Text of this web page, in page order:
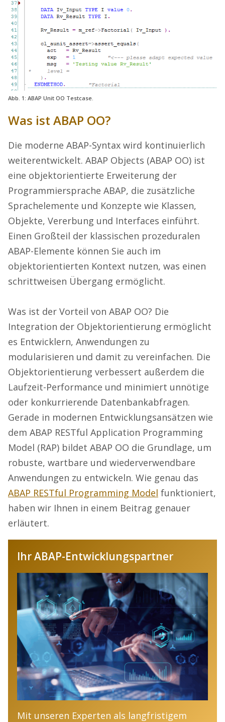
Abb. 1: ABAP Unit OO Testcase.
Was ist ABAP OO?
Die moderne ABAP-Syntax wird kontinuierlich
weiterentwickelt. ABAP Objects (ABAP OO) ist
eine objektorientierte Erweiterung der
Programmiersprache ABAP, die zusätzliche
Sprachelemente und Konzepte wie Klassen,
Objekte, Vererbung und Interfaces einführt.
Einen Großteil der klassischen prozeduralen
ABAP-Elemente können Sie auch im
objektorientierten Kontext nutzen, was einen
schrittweisen Übergang ermöglicht.
Was ist der Vorteil von ABAP OO? Die
Integration der Objektorientierung ermöglicht
es Entwicklern, Anwendungen zu
modularisieren und damit zu vereinfachen. Die
Objektorientierung verbessert außerdem die
Laufzeit-Performance und minimiert unnötige
oder konkurrierende Datenbankabfragen.
Gerade in modernen Entwicklungsansätzen wie
dem ABAP RESTful Application Programming
Model (RAP) bildet ABAP OO die Grundlage, um
robuste, wartbare und wiederverwendbare
Anwendungen zu entwickeln. Wie genau das
ABAP RESTful Programming Model funktioniert,
haben wir Ihnen in einem Beitrag genauer
erläutert.
Ihr ABAP-Entwicklungspartner
Mit unseren Experten als langfristigem